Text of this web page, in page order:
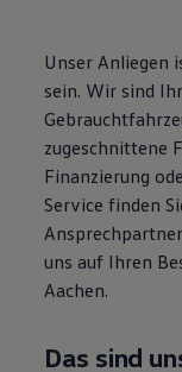
Über Ihr
Live
Magazin
Unser Anliegen
sein. Wir sind
zugeschnittene
Finanzierung
Service finden
uns auf Ihren
Aachen.
Das sind